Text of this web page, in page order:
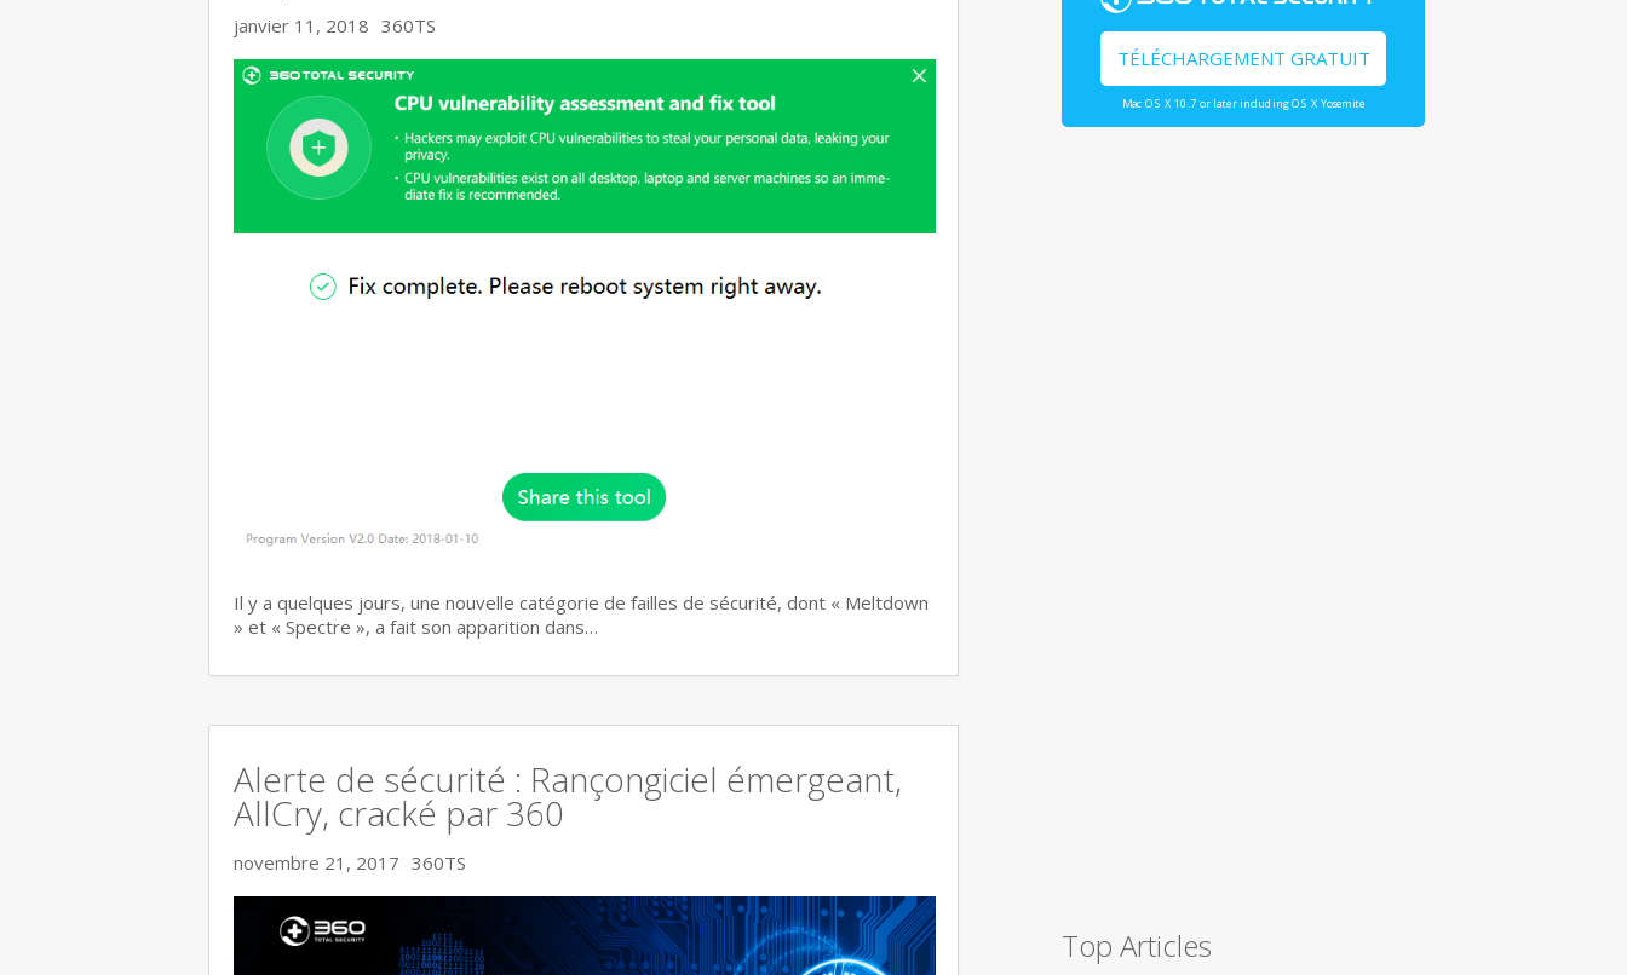
janvier 11, 2018 360TS
Il y a quelques jours, une nouvelle catégorie de failles de sécurité, dont « Meltdown
» et « Spectre », a fait son apparition dans…
Alerte de sécurité : Rançongiciel émergeant,
AllCry, cracké par 360
novembre 21, 2017 360TS
TÉLÉCHARGEMENT GRATUIT
Mac OS X 10.7 or later including OS X Yosemite
Top Articles